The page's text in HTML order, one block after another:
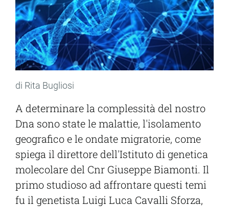
di Rita Bugliosi
A determinare la complessità del nostro
Dna sono state le malattie, l'isolamento
geografico e le ondate migratorie, come
spiega il direttore dell'Istituto di genetica
molecolare del Cnr Giuseppe Biamonti. Il
primo studioso ad affrontare questi temi
fu il genetista Luigi Luca Cavalli Sforza,